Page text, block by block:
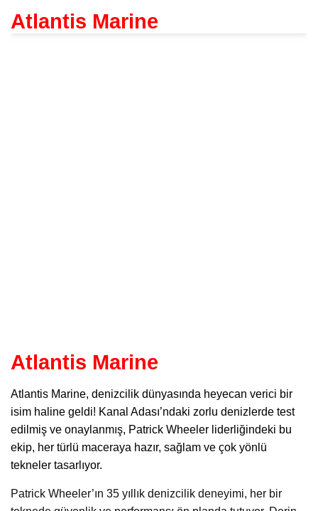
Atlantis Marine
Atlantis Marine
Atlantis Marine, denizcilik dünyasında heyecan verici bir
isim haline geldi! Kanal Adası’ndaki zorlu denizlerde test
edilmiş ve onaylanmış, Patrick Wheeler liderliğindeki bu
ekip, her türlü maceraya hazır, sağlam ve çok yönlü
tekneler tasarlıyor.
Patrick Wheeler’ın 35 yıllık denizcilik deneyimi, her bir